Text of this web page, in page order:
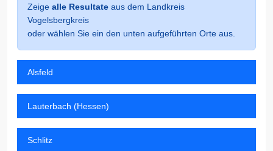
Zeige alle Resultate aus dem Landkreis
Vogelsbergkreis
oder wählen Sie ein den unten aufgeführten Orte aus.
Alsfeld
Lauterbach (Hessen)
Schlitz